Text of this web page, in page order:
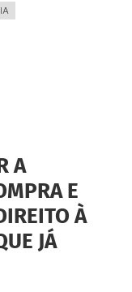
A
E
À
JÁ